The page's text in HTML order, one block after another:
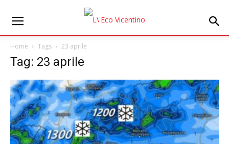
Home Tags 23 aprile
Tag: 23 aprile